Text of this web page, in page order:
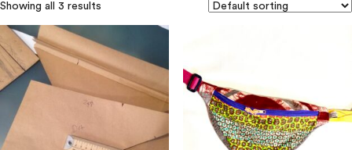
Showing all 3 results